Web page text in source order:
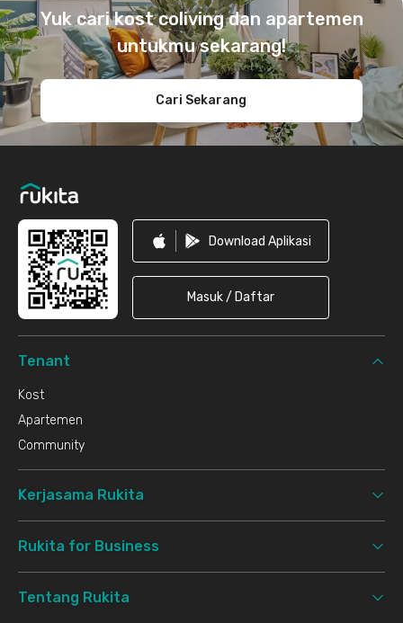
Yuk cari kost coliving dan apartemen
untukmu sekarang!
Cari Sekarang
Download Aplikasi
Masuk / Daftar
Tenant
Kost
Apartemen
Community
Kerjasama Rukita
Rukita for Business
Tentang Rukita